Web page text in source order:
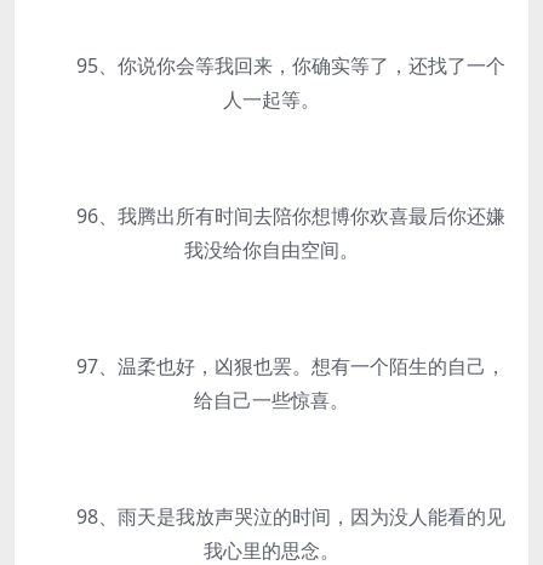
95、你说你会等我回来，你确实等了，还找了一个
人一起等。
96、我腾出所有时间去陪你想博你欢喜最后你还嫌
我没给你自由空间。
97、温柔也好，凶狠也罢。想有一个陌生的自己，
给自己一些惊喜。
98、雨天是我放声哭泣的时间，因为没人能看的见
我心里的思念。